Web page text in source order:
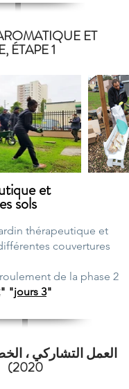
ET
ÉTAPE 1
et
sols
thérapeutique et
couvertures
de la phase 2
" "jours 3"
2020)